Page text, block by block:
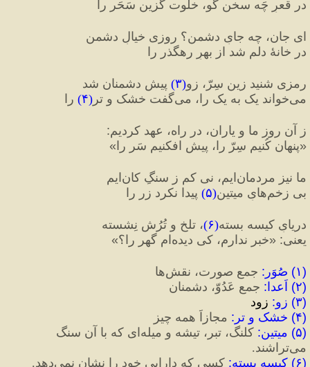
در قعرِ چَه سخن گو، خلوت گُزین سَحَر را
ای جان، چه جایِ دشمن؟ روزی خیالِ دشمن
در خانهٔ دلم شد از بهرِ رهگذر را
رمزی شنید زین سِرّ، زو(۳) پیشِ دشمنان شد
می‌خواند یک به یک را، می‌گفت خشک و تر
(۴) را
ز آن روز ما و یاران، در راه، عهد کردیم:
«پنهان کُنیم سِرّ را، پیش افکنیم سَر را»
ما نیز مردمان‌ایم، نی کم ز سنگِ کان‌ایم
بی زخم‌هایِ میتین
(۵) پیدا نکرد زر را
دریایِ کیسه بسته(۶)، تلخ و تُرُش نِشسته
یعنی:
«خبر ندارم، کی دیده‌ام گهر را؟ »
(۱) صُوَر : جمعِ صورت، نقش‌ها
(۲)‌ اَعدا: جمعِ عَدُوّ، دشمنان
(۳) زو: زود
(۴) خشک و تر : مجازاً همه چیز
(۵) میتین:
می‌تراشند.
(۶) کیسه بسته: کسی که دارایی خود را نشان نمی‌دهد.